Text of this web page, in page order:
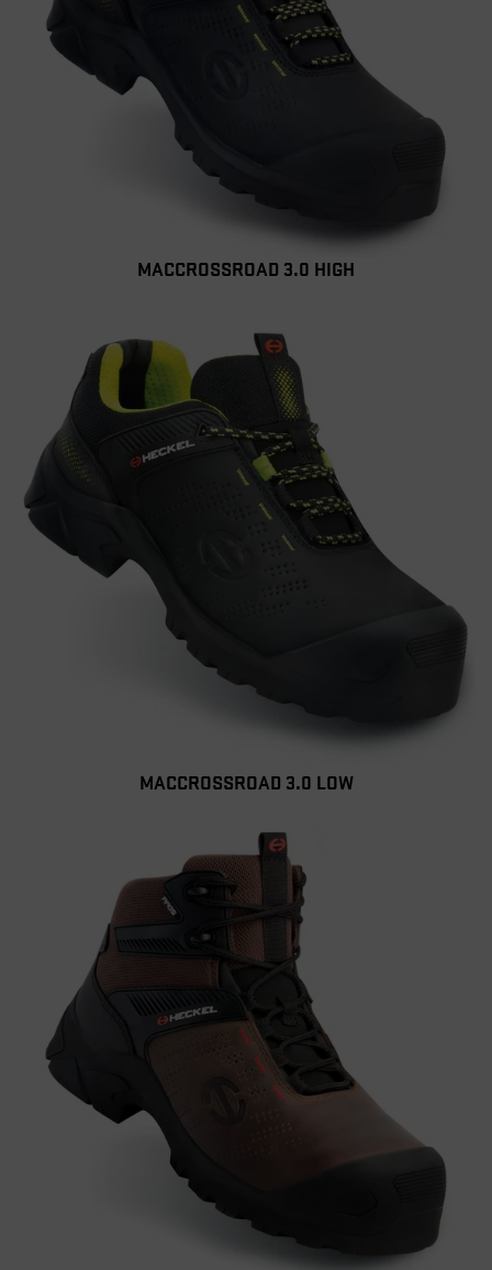
MACCROSSROAD 3.0 HIGH
MACCROSSROAD 3.0 LOW